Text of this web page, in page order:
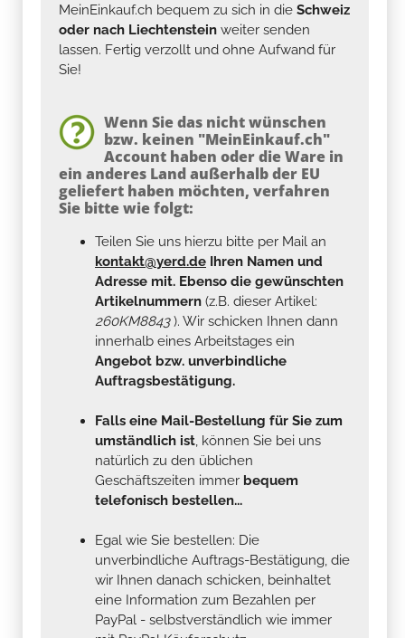
MeinEinkauf.ch bequem zu sich in die Schweiz
oder nach Liechtenstein weiter senden
lassen. Fertig verzollt und ohne Aufwand für
Sie!
Wenn Sie das nicht wünschen
bzw. keinen "MeinEinkauf.ch"
Account haben oder die Ware in
ein anderes Land außerhalb der EU
geliefert haben möchten, verfahren
Sie bitte wie folgt:
Teilen Sie uns hierzu bitte per Mail an
kontakt@yerd.de Ihren Namen und
Adresse mit. Ebenso die gewünschten
Artikelnummern (z.B. dieser Artikel:
260KM8843). Wir schicken Ihnen dann
innerhalb eines Arbeitstages ein
Angebot bzw. unverbindliche
Auftragsbestätigung.
Falls eine Mail-Bestellung für Sie zum
umständlich ist, können Sie bei uns
natürlich zu den üblichen
Geschäftszeiten immer bequem
telefonisch bestellen...
Egal wie Sie bestellen: Die
unverbindliche Auftrags-Bestätigung, die
wir Ihnen danach schicken, beinhaltet
eine Information zum Bezahlen per
PayPal - selbstverständlich wie immer